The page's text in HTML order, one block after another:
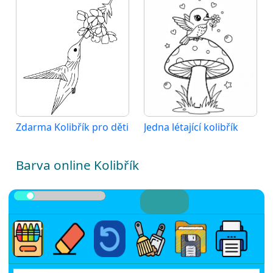
Zdarma Kolibřík pro děti Jedna létající kolibřík
Barva online Kolibřík